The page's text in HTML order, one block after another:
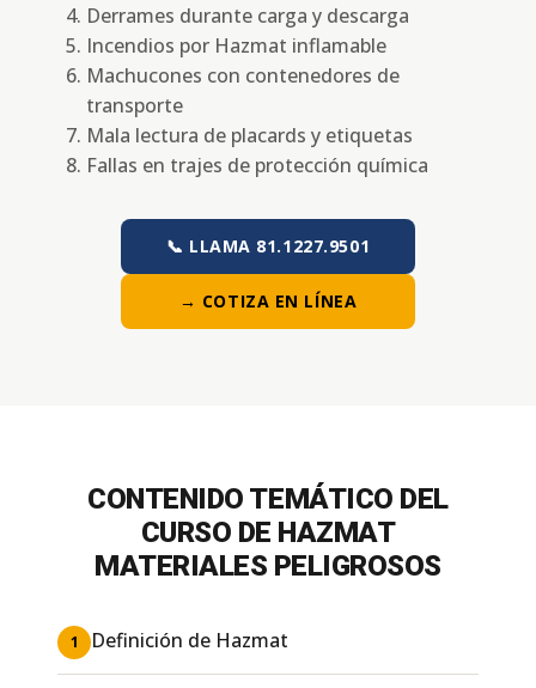
Derrames durante carga y descarga
Incendios por Hazmat inflamable
Machucones con contenedores de
transporte
Mala lectura de placards y etiquetas
Fallas en trajes de protección química
📞 LLAMA 81.1227.9501
→ COTIZA EN LÍNEA
CONTENIDO TEMÁTICO DEL
CURSO DE HAZMAT
MATERIALES PELIGROSOS
1 Definición de Hazmat